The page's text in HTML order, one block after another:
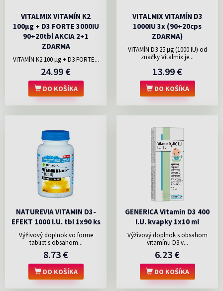
VITALMIX VITAMÍN K2
100µg + D3 FORTE 3000IU
90+20tbl AKCIA 2+1
ZDARMA
VITAMÍN K2 100 μg + D3 FORTE...
24.99 €
DO KOŠÍKA
VITALMIX VITAMÍN D3
1000IU 3x (90+20cps
ZDARMA)
VITAMÍN D3 25 µg (1000 IU) od
značky Vitalmix je...
13.99 €
DO KOŠÍKA
NATUREVIA VITAMIN D3-
EFEKT 1000 I.U. tbl 1x90 ks
Výživový doplnok vo forme
tabliet s obsahom...
8.73 €
DO KOŠÍKA
GENERICA Vitamin D3 400
I.U. kvapky 1x10 ml
Výživový doplnok s obsahom
vitamínu D3 v...
6.23 €
DO KOŠÍKA